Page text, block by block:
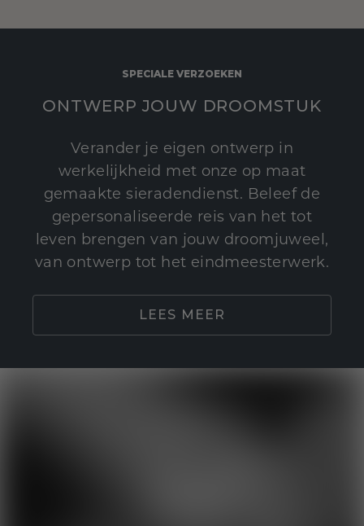
SPECIALE VERZOEKEN
ONTWERP JOUW DROOMSTUK
Verander je eigen ontwerp in
werkelijkheid met onze op maat
gemaakte sieradendienst. Beleef de
gepersonaliseerde reis van het tot
leven brengen van jouw droomjuweel,
van ontwerp tot het eindmeesterwerk.
LEES MEER